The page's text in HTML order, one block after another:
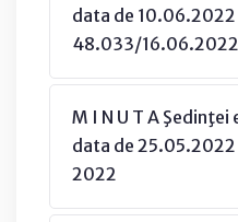
data de 10.06.2022
48.033/16.06.2022
M I N U T A
data de
2022